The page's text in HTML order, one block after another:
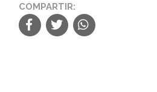
COMPARTIR: